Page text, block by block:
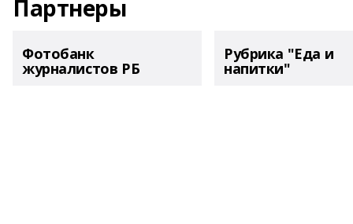
Партнеры
Фотобанк
журналистов РБ
Рубрика "Еда и
напитки"